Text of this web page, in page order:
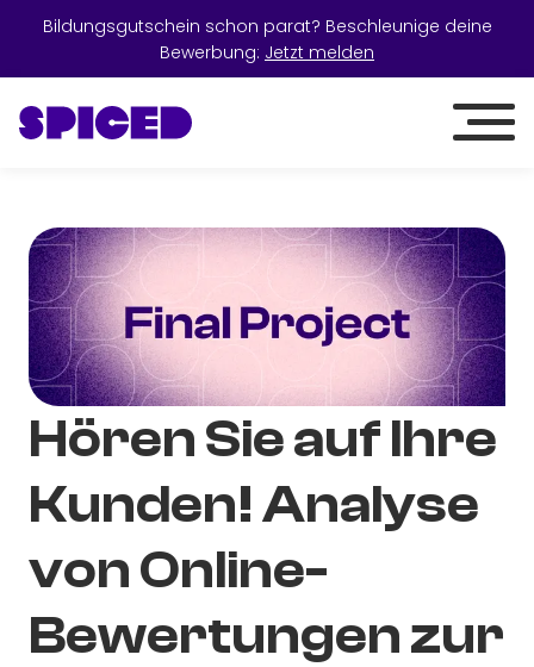
Bildungsgutschein schon parat? Beschleunige deine
Bewerbung: Jetzt melden
Hören Sie auf Ihre
Kunden! Analyse
von Online-
Bewertungen zur